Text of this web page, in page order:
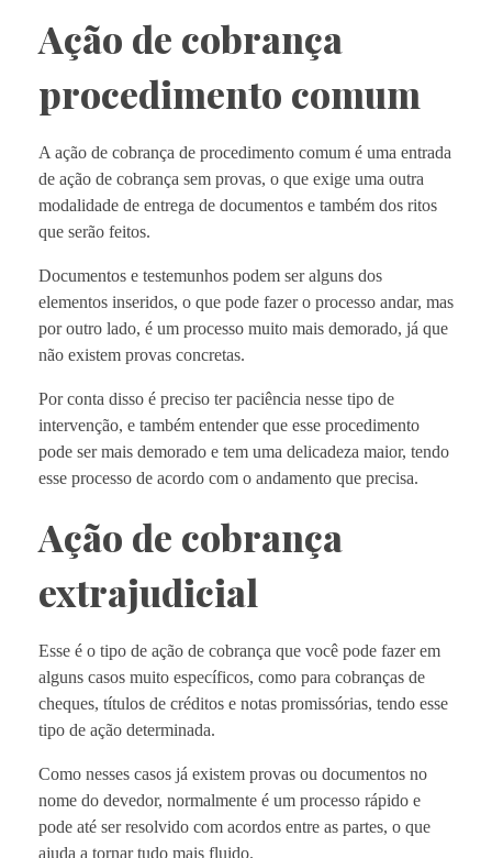
Ação de cobrança
procedimento comum
A ação de cobrança de procedimento comum é uma entrada
de ação de cobrança sem provas, o que exige uma outra
modalidade de entrega de documentos e também dos ritos
que serão feitos.
Documentos e testemunhos podem ser alguns dos
elementos inseridos, o que pode fazer o processo andar, mas
por outro lado, é um processo muito mais demorado, já que
não existem provas concretas.
Por conta disso é preciso ter paciência nesse tipo de
intervenção, e também entender que esse procedimento
pode ser mais demorado e tem uma delicadeza maior, tendo
esse processo de acordo com o andamento que precisa.
Ação de cobrança
extrajudicial
Esse é o tipo de ação de cobrança que você pode fazer em
alguns casos muito específicos, como para cobranças de
cheques, títulos de créditos e notas promissórias, tendo esse
tipo de ação determinada.
Como nesses casos já existem provas ou documentos no
nome do devedor, normalmente é um processo rápido e
pode até ser resolvido com acordos entre as partes, o que
ajuda a tornar tudo mais fluido.